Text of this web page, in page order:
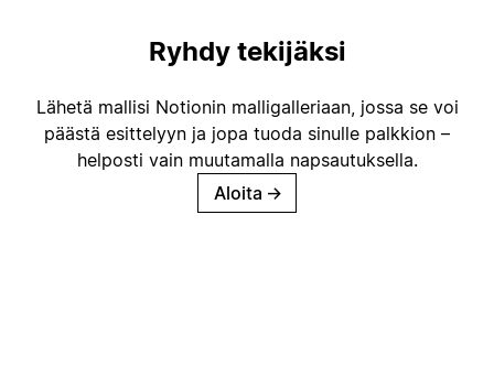
Ryhdy tekijäksi
Lähetä mallisi Notionin malligalleriaan, jossa se voi
päästä esittelyyn ja jopa tuoda sinulle palkkion –
helposti vain muutamalla napsautuksella.
Aloita →